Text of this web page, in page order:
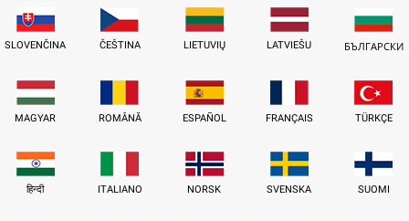
SLOVENČINA ČEŠTINA LIETUVIŲ LATVIEŠU БЪЛГАРСКИ
MAGYAR ROMÂNĂ ESPAÑOL FRANÇAIS TÜRKÇE
हिन्दी ITALIANO NORSK SVENSKA SUOMI